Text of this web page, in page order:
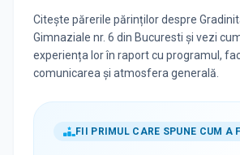
Citește părerile părinților despre
Gimnaziale nr. 6 din Bucuresti și vezi
experiența lor în raport cu programul,
comunicarea și atmosfera generală.
FII PRIMUL CARE SPUNE CUM A